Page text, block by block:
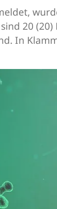
20
In